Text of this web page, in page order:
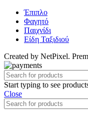
Έπιπλο
Φαγητό
Παιχνίδι
Είδη Ταξιδιού
Created by NetPixel.
Start typing to see
Close